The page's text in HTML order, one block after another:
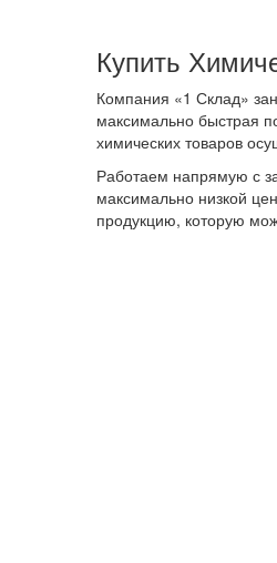
Купить
Компания «1 Склад»
максимально быстрая
химических товаров
Работаем напрямую с
максимально низкой
продукцию, которую